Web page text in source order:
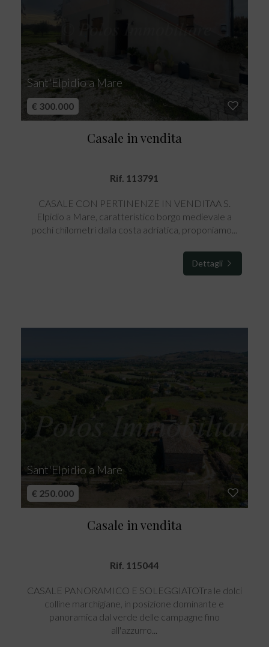
Sant'Elpidio a Mare
€ 300.000
Casale in vendita
Rif. 113791
CASALE CON PERTINENZE IN VENDITAA S.
Elpidio a Mare, caratteristico borgo medievale a
pochi chilometri dalla costa adriatica, proponiamo...
Dettagli
Sant'Elpidio a Mare
€ 250.000
Casale in vendita
Rif. 115044
CASALE PANORAMICO E SOLEGGIATOTra le dolci
colline marchigiane, in posizione dominante e
panoramica dal verde delle campagne fino
all'azzurro...